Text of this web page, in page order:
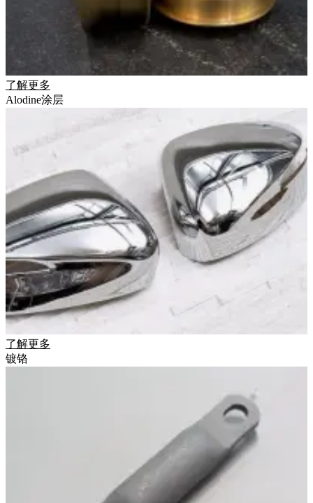
了解更多
Alodine涂层
了解更多
镀铬